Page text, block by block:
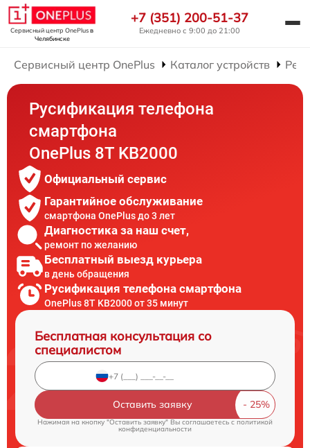
Сервисный центр OnePlusв
Челябинске
+7 (351) 200-51-37
Ежедневно с 9:00 до 21:00
Сервисный центр OnePlus Каталог устройств
Русификация телефона
смартфона
OnePlus 8T KB2000
Официальный сервис
Гарантийное обслуживание
смартфона OnePlus до 3 лет
Диагностика за наш счет,
ремонт по желанию
Бесплатный выезд курьера
в день обращения
Русификация телефона смартфона
OnePlus 8T KB2000 от 35 минут
Бесплатная консультация со
специалистом
Оставить заявку
Нажимая на кнопку "Оставить заявку" Вы соглашаетесь c политикой
конфиденциальности